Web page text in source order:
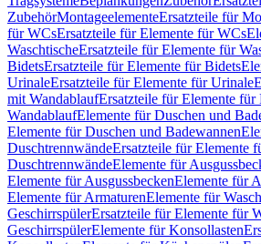
ZubehörMontageelementeErsatzteile für
für WCsErsatzteile für Elemente für WCs
WaschtischeErsatzteile für Elemente für
BidetsErsatzteile für Elemente für Bidets
UrinaleErsatzteile für Elemente für Urinale
mit WandablaufErsatzteile für Elemente für
WandablaufElemente für Duschen und
Elemente für Duschen und Badewannen
DuschtrennwändeErsatzteile für Elemente
DuschtrennwändeElemente für
Elemente für AusgussbeckenElemente für
Elemente für ArmaturenElemente für
GeschirrspülerErsatzteile für Elemente für
GeschirrspülerElemente für Konsollasten